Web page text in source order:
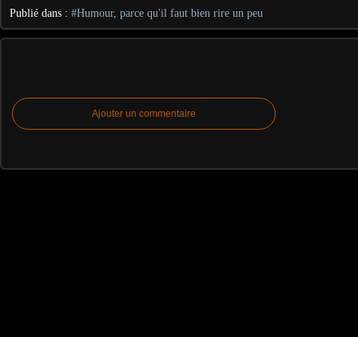
Publié dans : #Humour, parce qu'il faut bien rire un peu
Ajouter un commentaire